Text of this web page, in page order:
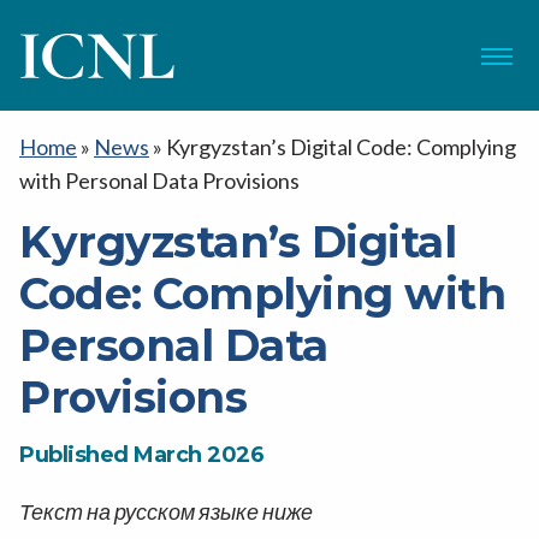
ICNL Menu
Home » News » Kyrgyzstan’s Digital Code: Complying
with Personal Data Provisions
Kyrgyzstan’s Digital
Code: Complying with
Personal Data
Provisions
Published March 2026
Текст на русском языке ниже